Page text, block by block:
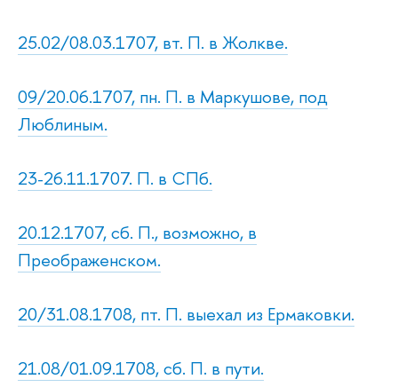
25.02/08.03.1707, вт. П. в Жолкве.
09/20.06.1707, пн. П. в Маркушове, под
Люблиным.
23-26.11.1707. П. в СПб.
20.12.1707, сб. П., возможно, в
Преображенском.
20/31.08.1708, пт. П. выехал из Ермаковки.
21.08/01.09.1708, сб. П. в пути.